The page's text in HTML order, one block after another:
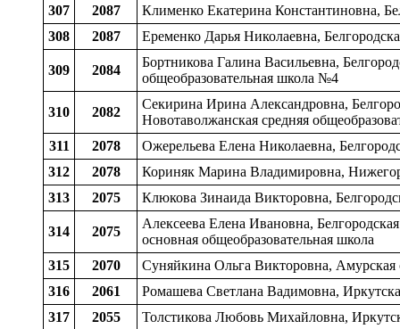
307
2087
Клименко Екатерина Константиновна,
308
2087 Еременко Дарья Николаевна,
309 2084
Бортникова Галина Васильевна,
общеобразовательная школа №4
310 2082
Секирина Ирина Александровна,
Новотаволжанская средняя
311
2078
Ожерельева Елена Николаевна,
312
2078
Кориняк Марина Владимировна,
313
2075 Клюкова Зинаида Викторовна,
314 2075
Алексеева Елена Ивановна,
основная общеобразовательная школа
315
2070
Суняйкина Ольга Викторовна,
316
2061
Ромашева Светлана Вадимовна,
317
2055 Толстикова Любовь Михайловна,